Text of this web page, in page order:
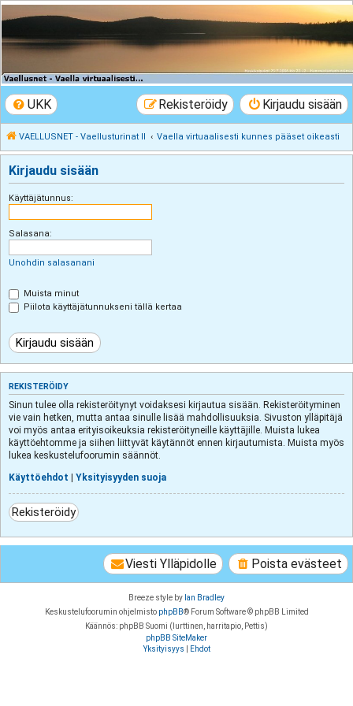
VAELLUSNET -
Vaellusturinat II
UKK Kirjaudu sisään
Rekisteröidy
VAELLUSNET - Vaellusturinat II Vaella virtuaalisesti kunnes pääset oikeasti
Kirjaudu sisään
Käyttäjätunnus:
Salasana:
Unohdin salasanani
Muista minut
Piilota käyttäjätunnukseni tällä kertaa
REKISTERÖIDY
Sinun tulee olla rekisteröitynyt voidaksesi kirjautua sisään. Rekisteröityminen
vie vain hetken, mutta antaa sinulle lisää mahdollisuuksia. Sivuston ylläpitäjä
voi myös antaa erityisoikeuksia rekisteröityneille käyttäjille. Muista lukea
käyttöehtomme ja siihen liittyvät käytännöt ennen kirjautumista. Muista myös
lukea keskustelufoorumin säännöt.
Käyttöehdot
Yksityisyyden suoja
Rekisteröidy
Poista evästeet
Viesti Ylläpidolle
Breeze style by Ian Bradley
Keskustelufoorumin ohjelmisto phpBB® Forum Software © phpBB Limited
Käännös: phpBB Suomi (lurttinen, harritapio, Pettis)
phpBB SiteMaker
Yksityisyys
Ehdot